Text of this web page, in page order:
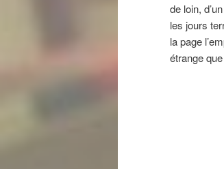
de loin,
les jours
la page
étrange